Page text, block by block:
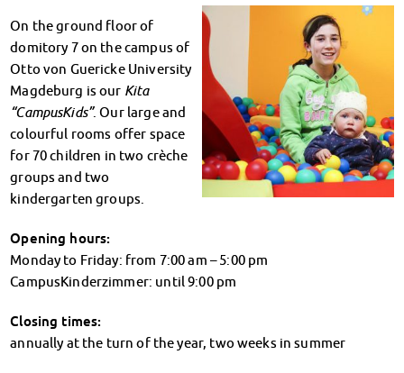
BAföG-Talk und -Sprechstunden
Canteens & Cafeterias
Today in our canteens
Climate-conscious eating
Mensa FAQs
Campus Catering
CanteenFeedback
Accommodation
Dormitories at a glance
Dormitories in Magdeburg
Dormitories in Wernigerode
Dormitory application & service
Accomodation tutors
Damage report
On the ground floor of
domitory 7 on the campus of
Otto von Guericke University
Magdeburg is our Kita
“CampusKids”. Our large and
colourful rooms offer space
for 70 children in two crèche
groups and two
kindergarten groups.
Opening hours:
Monday to Friday: from 7:00 am – 5:00 pm
CampusKinderzimmer: until 9:00 pm
Closing times:
annually at the turn of the year, two weeks in summer